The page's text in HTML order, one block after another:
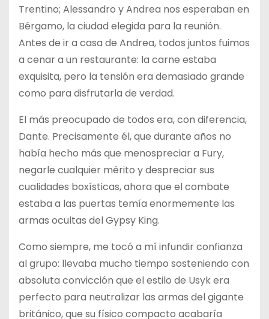
Trentino; Alessandro y Andrea nos esperaban en
Bérgamo, la ciudad elegida para la reunión.
Antes de ir a casa de Andrea, todos juntos fuimos
a cenar a un restaurante: la carne estaba
exquisita, pero la tensión era demasiado grande
como para disfrutarla de verdad.
El más preocupado de todos era, con diferencia,
Dante. Precisamente él, que durante años no
había hecho más que menospreciar a Fury,
negarle cualquier mérito y despreciar sus
cualidades boxísticas, ahora que el combate
estaba a las puertas temía enormemente las
armas ocultas del Gypsy King.
Como siempre, me tocó a mí infundir confianza
al grupo: llevaba mucho tiempo sosteniendo con
absoluta convicción que el estilo de Usyk era
perfecto para neutralizar las armas del gigante
británico, que su físico compacto acabaría